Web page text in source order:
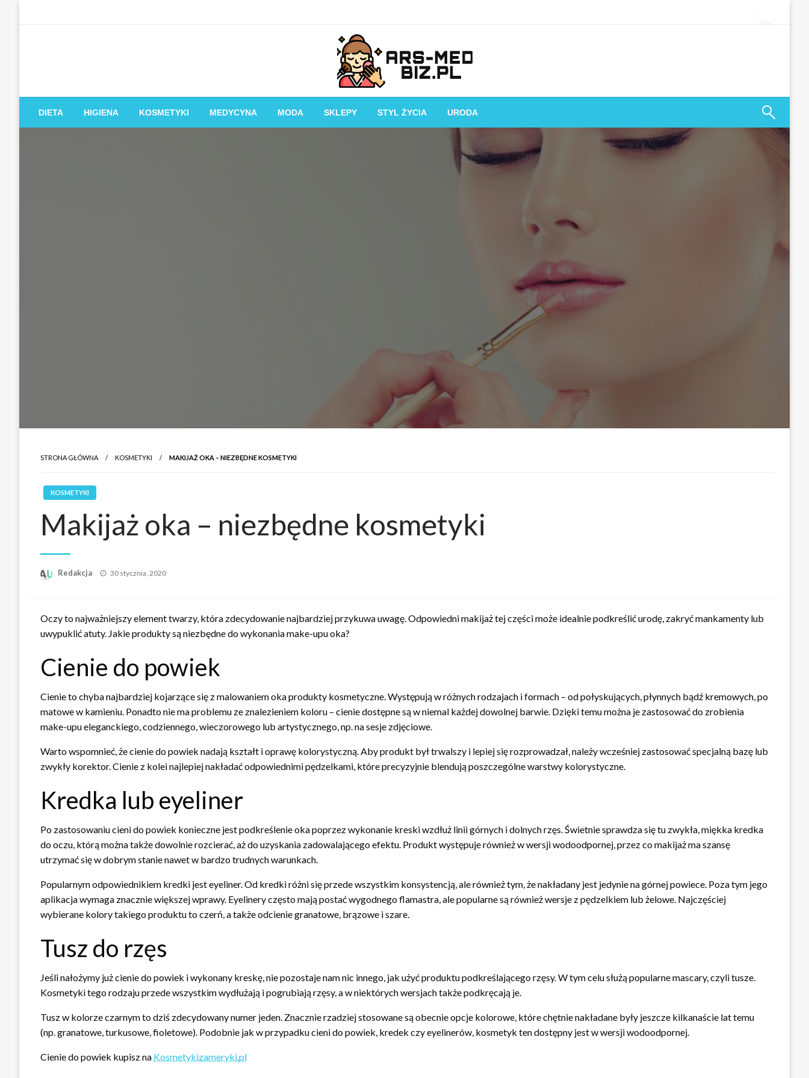
Ars-med.biz.pl
Piękniejsza strona Ciebie!
DIETA HIGIENA KOSMETYKI MEDYCYNA MODA SKLEPY STYL ŻYCIA URODA
STRONA GŁÓWNA KOSMETYKI MAKIJAŻ OKA – NIEZBĘDNE KOSMETYKI
KOSMETYKI
Makijaż oka – niezbędne kosmetyki
Redakcja
Opublikowane
30 stycznia, 2020
Oczy to najważniejszy element twarzy, która zdecydowanie najbardziej przykuwa uwagę. Odpowiedni makijaż tej części może idealnie podkreślić urodę, zakryć mankamenty lub
uwypuklić atuty. Jakie produkty są niezbędne do wykonania make-upu oka?
Cienie do powiek
Cienie to chyba najbardziej kojarzące się z malowaniem oka produkty kosmetyczne. Występują w różnych rodzajach i formach – od połyskujących, płynnych bądź kremowych, po
matowe w kamieniu. Ponadto nie ma problemu ze znalezieniem koloru – cienie dostępne są w niemal każdej dowolnej barwie. Dzięki temu można je zastosować do zrobienia
make-upu eleganckiego, codziennego, wieczorowego lub artystycznego, np. na sesje zdjęciowe.
Warto wspomnieć, że cienie do powiek nadają kształt i oprawę kolorystyczną. Aby produkt był trwalszy i lepiej się rozprowadzał, należy wcześniej zastosować specjalną bazę lub
zwykły korektor. Cienie z kolei najlepiej nakładać odpowiednimi pędzelkami, które precyzyjnie blendują poszczególne warstwy kolorystyczne.
Kredka lub eyeliner
Po zastosowaniu cieni do powiek konieczne jest podkreślenie oka poprzez wykonanie kreski wzdłuż linii górnych i dolnych rzęs. Świetnie sprawdza się tu zwykła, miękka kredka
do oczu, którą można także dowolnie rozcierać, aż do uzyskania zadowalającego efektu. Produkt występuje również w wersji wodoodpornej, przez co makijaż ma szansę
utrzymać się w dobrym stanie nawet w bardzo trudnych warunkach.
Popularnym odpowiednikiem kredki jest eyeliner. Od kredki różni się przede wszystkim konsystencją, ale również tym, że nakładany jest jedynie na górnej powiece. Poza tym jego
aplikacja wymaga znacznie większej wprawy. Eyelinery często mają postać wygodnego flamastra, ale popularne są również wersje z pędzelkiem lub żelowe. Najczęściej
wybierane kolory takiego produktu to czerń, a także odcienie granatowe, brązowe i szare.
Tusz do rzęs
Jeśli nałożymy już cienie do powiek i wykonany kreskę, nie pozostaje nam nic innego, jak użyć produktu podkreślającego rzęsy. W tym celu służą popularne mascary, czyli tusze.
Kosmetyki tego rodzaju przede wszystkim wydłużają i pogrubiają rzęsy, a w niektórych wersjach także podkręcają je.
Tusz w kolorze czarnym to dziś zdecydowany numer jeden. Znacznie rzadziej stosowane są obecnie opcje kolorowe, które chętnie nakładane były jeszcze kilkanaście lat temu
(np. granatowe, turkusowe, fioletowe). Podobnie jak w przypadku cieni do powiek, kredek czy eyelinerów, kosmetyk ten dostępny jest w wersji wodoodpornej.
Cienie do powiek kupisz na Kosmetykizameryki.pl